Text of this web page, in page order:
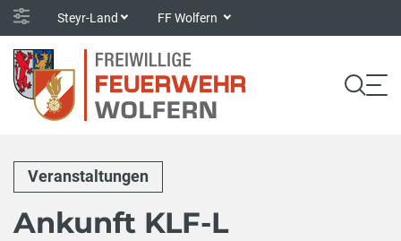
Steyr-Land FF Wolfern
Veranstaltungen
Ankunft KLF-L